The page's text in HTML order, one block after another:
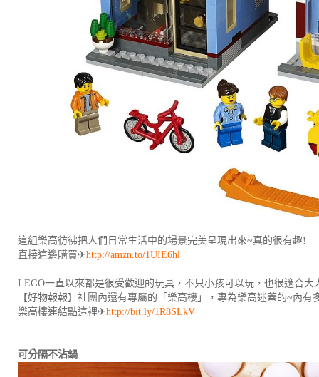
這組樂高彷彿把人們日常生活中的場景完美呈現出來~真的很有趣!
直接這邊購買✈http://amzn.to/1UIE6hl
LEGO一直以來都是很受歡迎的玩具，不只小孩可以玩，也很適合大
【好物報報】社團內還有專屬的「樂高樓」，專為樂高迷蓋的~內
樂高樓連結點這裡✈http://bit.ly/1R8SLkV
可分隔不沾鍋